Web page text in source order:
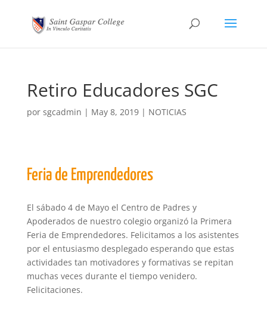
Retiro Educadores SGC
por sgcadmin | May 8, 2019| NOTICIAS
Feria de Emprendedores
El sábado 4 de Mayo el Centro de Padres y
Apoderados de nuestro colegio organizó la Primera
Feria de Emprendedores. Felicitamos a los asistentes
por el entusiasmo desplegado esperando que estas
actividades tan motivadores y formativas se repitan
muchas veces durante el tiempo venidero.
Felicitaciones.